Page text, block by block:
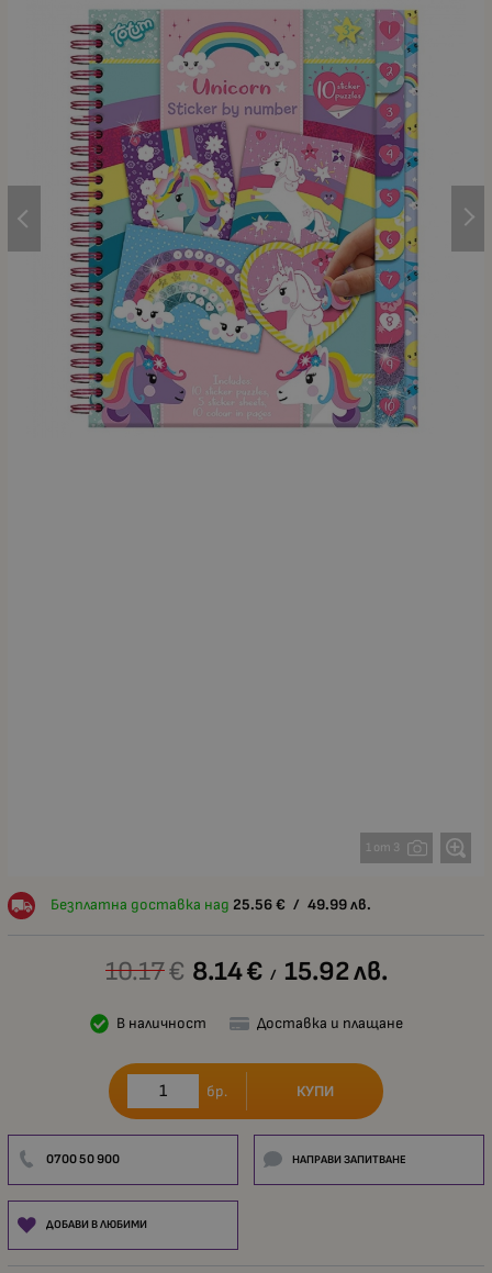
1 от 3
Безплатна доставка над 25.56 € / 49.99 лв.
10.17€ 8.14€ / 15.92лв.
В наличност Доставка и плащане
бр. КУПИ
0700 50 900 НАПРАВИ ЗАПИТВАНЕ
ДОБАВИ В ЛЮБИМИ